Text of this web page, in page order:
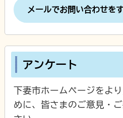
メールでお問い合わせを
アンケート
下妻市ホームページをよ
めに、皆さまのご意見・